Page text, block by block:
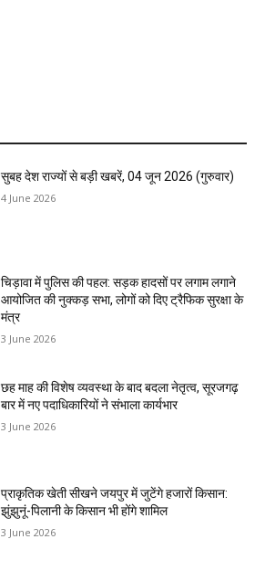
सुबह देश राज्यों से बड़ी खबरें, 04 जून 2026 (गुरुवार)
4 June 2026
चिड़ावा में पुलिस की पहल: सड़क हादसों पर लगाम लगाने
आयोजित की नुक्कड़ सभा, लोगों को दिए ट्रैफिक सुरक्षा के
मंत्र
3 June 2026
छह माह की विशेष व्यवस्था के बाद बदला नेतृत्व, सूरजगढ़
बार में नए पदाधिकारियों ने संभाला कार्यभार
3 June 2026
प्राकृतिक खेती सीखने जयपुर में जुटेंगे हजारों किसान:
झुंझुनूं-पिलानी के किसान भी होंगे शामिल
3 June 2026